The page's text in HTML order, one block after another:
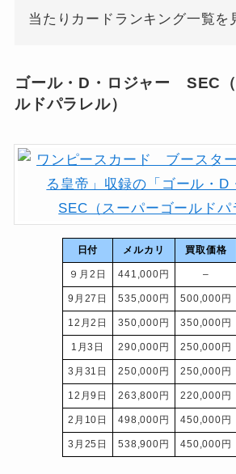
当たりカードランキング一覧を
ゴール・D・ロジャー SEC
ルドパラレル）
日付 メルカリ 買取価格
９月2日 441,000円 –
9月27日 535,000円 500,000円
12月2日 350,000円 350,000円
1月3日 290,000円 250,000円
3月31日 250,000円 250,000円
12月9日 263,800円 220,000円
2月10日 498,000円 450,000円
3月25日 538,900円 450,000円